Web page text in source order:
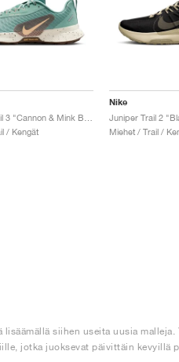
/ Kengät
Nike
Juniper Trail 2
Miehet / Trail /
siihen useita uusia malleja.
jotka juoksevat päivittäin kevyillä